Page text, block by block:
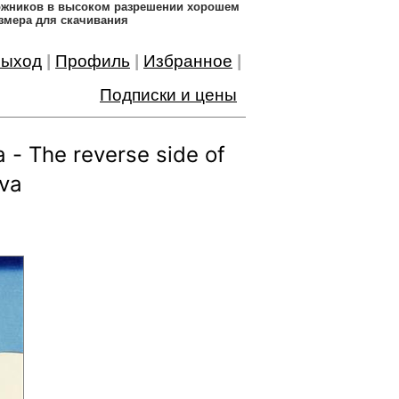
в высоком разрешении хорошем
для скачивания
Профиль Избранное
Подписки и цены
- The reverse side of